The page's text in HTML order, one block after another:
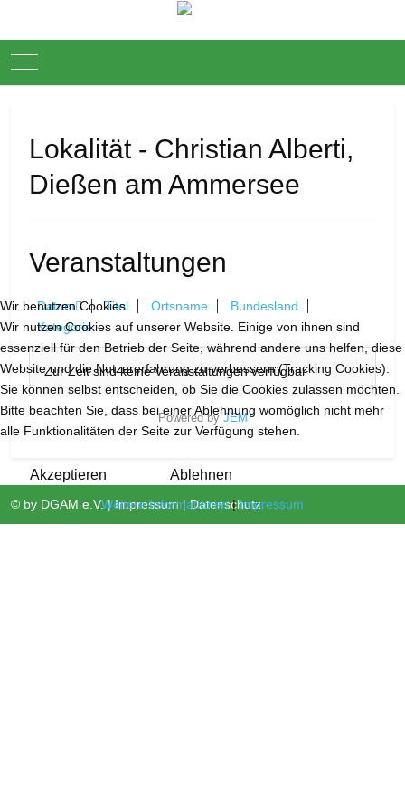
Mobile Menu Toggle
Lokalität - Christian Alberti,
Dießen am Ammersee
Veranstaltungen
Datum Titel Ortsname
Bundesland
Kategorie
Zur Zeit sind keine Veranstaltungen verfügbar
Powered byJEM
© by DGAM e.V.|Impressum|Datenschutz
Wir benutzen Cookies
Wir nutzen Cookies auf unserer Website. Einige von ihnen sind
essenziell für den Betrieb der Seite, während andere uns helfen, diese
Website und die Nutzererfahrung zu verbessern (Tracking Cookies).
Sie können selbst entscheiden, ob Sie die Cookies zulassen möchten.
Bitte beachten Sie, dass bei einer Ablehnung womöglich nicht mehr
alle Funktionalitäten der Seite zur Verfügung stehen.
Akzeptieren Ablehnen
Weitere Informationen|Impressum